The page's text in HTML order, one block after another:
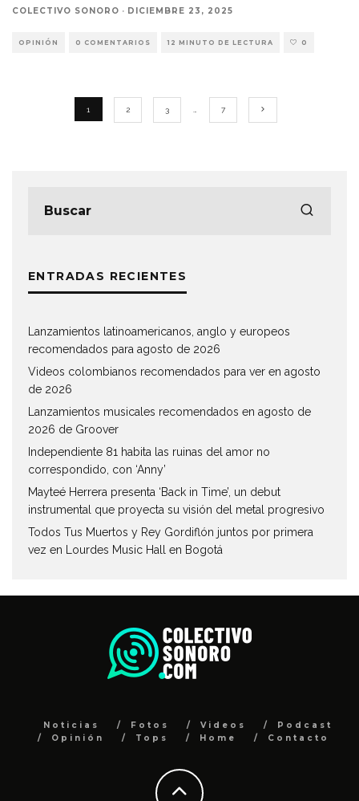
COLECTIVO SONORO · DICIEMBRE 23, 2025
OPINIÓN 0 COMENTARIOS 12 MINUTO DE LECTURA 0
1 2 3 7
ENTRADAS RECIENTES
Lanzamientos latinoamericanos, anglo y europeos
recomendados para agosto de 2026
Videos colombianos recomendados para ver en agosto
de 2026
Lanzamientos musicales recomendados en agosto de
2026 de Groover
Independiente 81 habita las ruinas del amor no
correspondido, con ‘Anny’
Mayteé Herrera presenta ‘Back in Time’, un debut
instrumental que proyecta su visión del metal progresivo
Todos Tus Muertos y Rey Gordiflón juntos por primera
vez en Lourdes Music Hall en Bogotá
Noticias Fotos Videos
Podcast
Opinión
Tops Home Contacto